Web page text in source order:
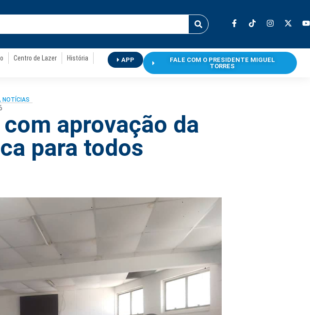
Centro de Lazer
História
APP
FALE COM O PRESIDENTE MIGUEL
TORRES
, NOTÍCIAS
com aprovação da
para todos